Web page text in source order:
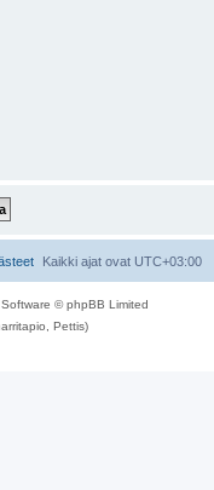
Kaikki ajat ovat UTC+03:00
© phpBB Limited
Pettis)